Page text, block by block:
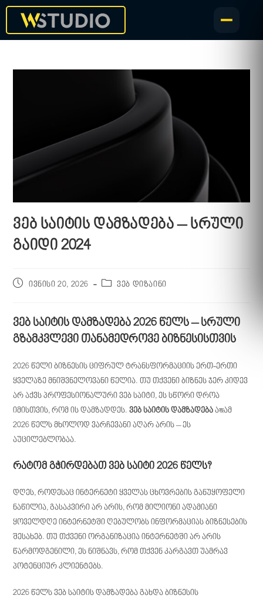
ვებ საიტის დამზადება – სრული
გაიდი 2024
ივნისი 20, 2026 ვებ დიზაინი
ვებ საიტის დამზადება 2026 წელს – სრული
გზამკვლევი თანამედროვე ბიზნესისთვის
2026 წელი ბიზნესის ციფრულ ტრანსფორმაციის ერთ-ერთი
ყველაზე მნიშვნელოვანი წელია. თუ თქვენი ბიზნეს ჯერ კიდევ
არ აქვს პროფესიონალური ვებ საიტი, ეს სწორი დროა
იმისთვის, რომ ის დამზადდეს.ვებ საიტის დამზადება აজამ
2026 წელს მხოლოდ ვარჩევანი აღარ არის – ეს
აუცილებლობაა.
რატომ გჭირდებათ ვებ საიტი 2026 წელს?
დღეს, როდესაც ინტერნეტი ყველას ცხოვრების განუყოფელი
ნაწილია, გასაკვირი არ არის, რომ მილიონი ადამიანი
ყოველდღე ინტერნეტში ღებულობს ინფორმაციას ბიზნესების
შესახებ. თუ თქვენი ორგანიზაცია ინტერნეტში არ არის
წარმოდგენილი, ეს ნიშნავს, რომ თქვენ კარგავთ უამრავ
პოტენციურ კლიენტებს.
2026 წელს ვებ საიტის დამზადება გახდა ბიზნესის